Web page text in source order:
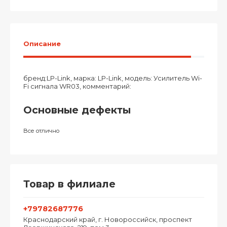
Описание
бренд:LP-Link, марка: LP-Link, модель: Усилитель Wi-
Fi сигнала WR03, комментарий:
Основные дефекты
Все отлично
Товар в филиале
+79782687776
Краснодарский край, г. Новороссийск, проспект